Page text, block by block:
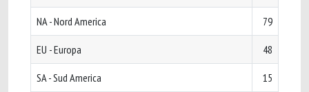
NA - Nord America 79
EU - Europa 48
SA - Sud America 15